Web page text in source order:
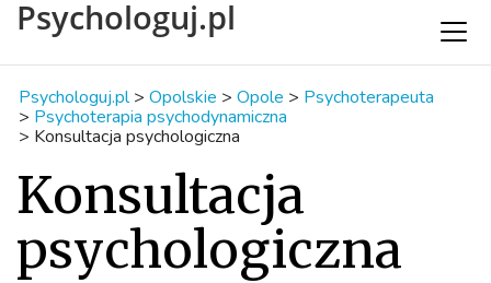
Psychologuj.pl
Psychologuj.pl > Opolskie > Opole > Psychoterapeuta
> Psychoterapia psychodynamiczna
> Konsultacja psychologiczna
Konsultacja
psychologiczna